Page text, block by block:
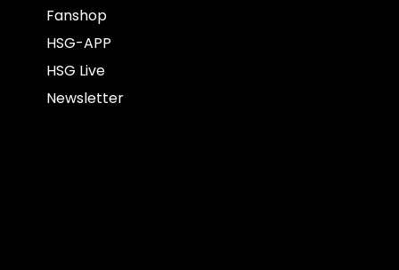
Fanshop
HSG-APP
HSG Live
Newsletter